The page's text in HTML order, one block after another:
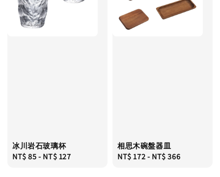
冰川岩石玻璃杯
Regular
NT$ 85- NT$ 127
相思木碗盤器皿
Regular
NT$ 172- NT$ 366